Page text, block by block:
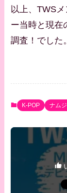
以上、TWS
ー当時と現在
調査！でした。
K-POP ナム